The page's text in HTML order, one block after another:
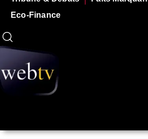
Eco-Finance